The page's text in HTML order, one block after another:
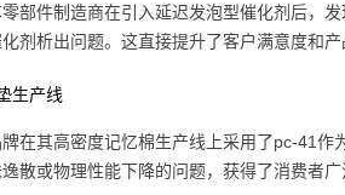
部件制造商在引入延迟发泡型催化剂后，
剂析出问题。这直接提升了客户满意度和产
生产线
在其高密度记忆棉生产线上采用了pc-41
散或物理性能下降的问题，获得了消费者广